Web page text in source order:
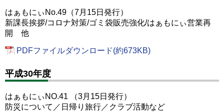
はぁもにぃNo.49（7月15日発行）
新課長挨拶/コロナ対策/ゴミ袋販売強化/はぁもにぃ営業再
開 他
PDFファイルダウンロード(約673KB)
平成30年度
はぁもにぃNO.41 （3月15日発行）
防災について／日帰り旅行／クラブ活動など